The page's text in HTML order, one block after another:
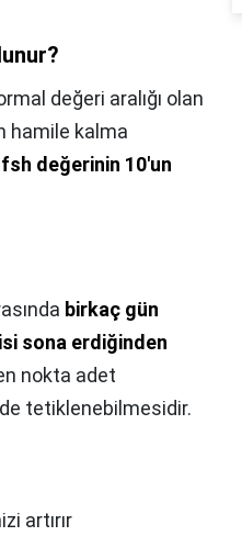
değeri aralığı olan
hamile kalma
fsh değerinin 10'un
birkaç gün
sona erdiğinden
nokta adet
tetiklenebilmesidir.
artırır